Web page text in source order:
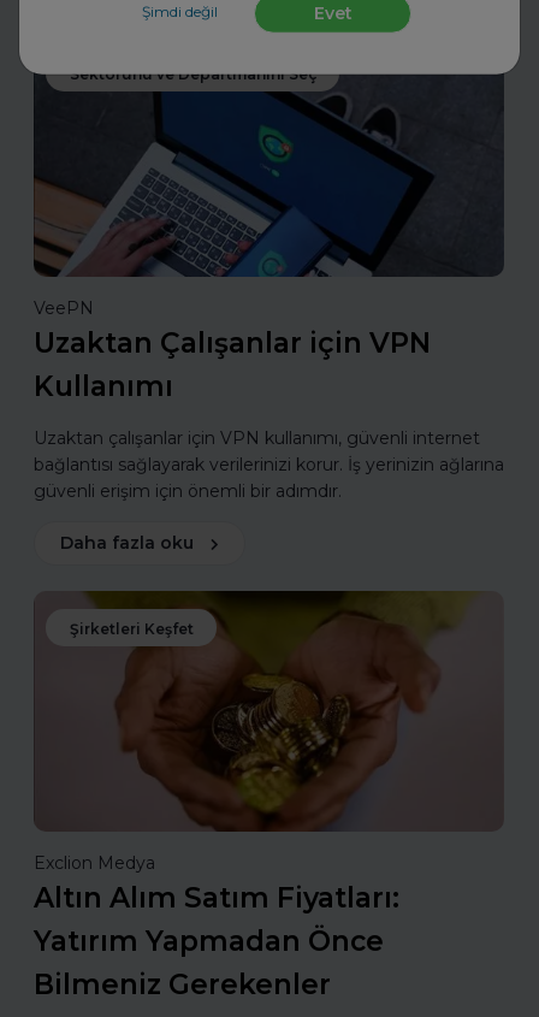
Şimdi değil Evet
Sektörünü ve Departmanını Seç
VeePN
Uzaktan Çalışanlar için VPN
Kullanımı
Uzaktan çalışanlar için VPN kullanımı, güvenli internet
bağlantısı sağlayarak verilerinizi korur. İş yerinizin ağlarına
güvenli erişim için önemli bir adımdır.
Daha fazla oku
Şirketleri Keşfet
Exclion Medya
Altın Alım Satım Fiyatları:
Yatırım Yapmadan Önce
Bilmeniz Gerekenler